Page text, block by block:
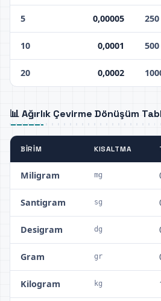
5 0,00005 250
10 0,0001 500
20 0,0002
📊 Ağırlık Çevirme Dönüşüm
BIRIM KISALTMA
Miligram mg
Santigram sg
Desigram dg
Gram gr
Kilogram kg